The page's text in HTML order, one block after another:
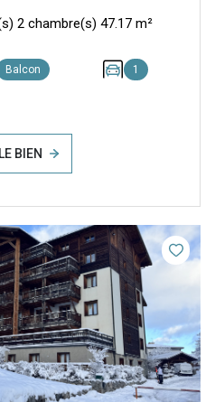
Appartement 3 pièce(s) 2 chambre(s) 47.17 m²
Balcon 1
BIEN